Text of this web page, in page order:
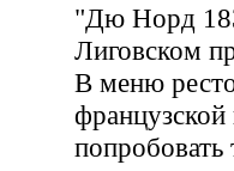
"Дю Норд
Лиговском
В меню